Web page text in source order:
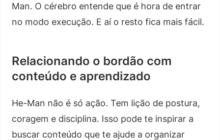
Man. O cérebro entende que é hora de entrar
no modo execução. E aí o resto fica mais fácil.
Relacionando o bordão com
conteúdo e aprendizado
He-Man não é só ação. Tem lição de postura,
coragem e disciplina. Isso pode te inspirar a
buscar conteúdo que te ajude a organizar